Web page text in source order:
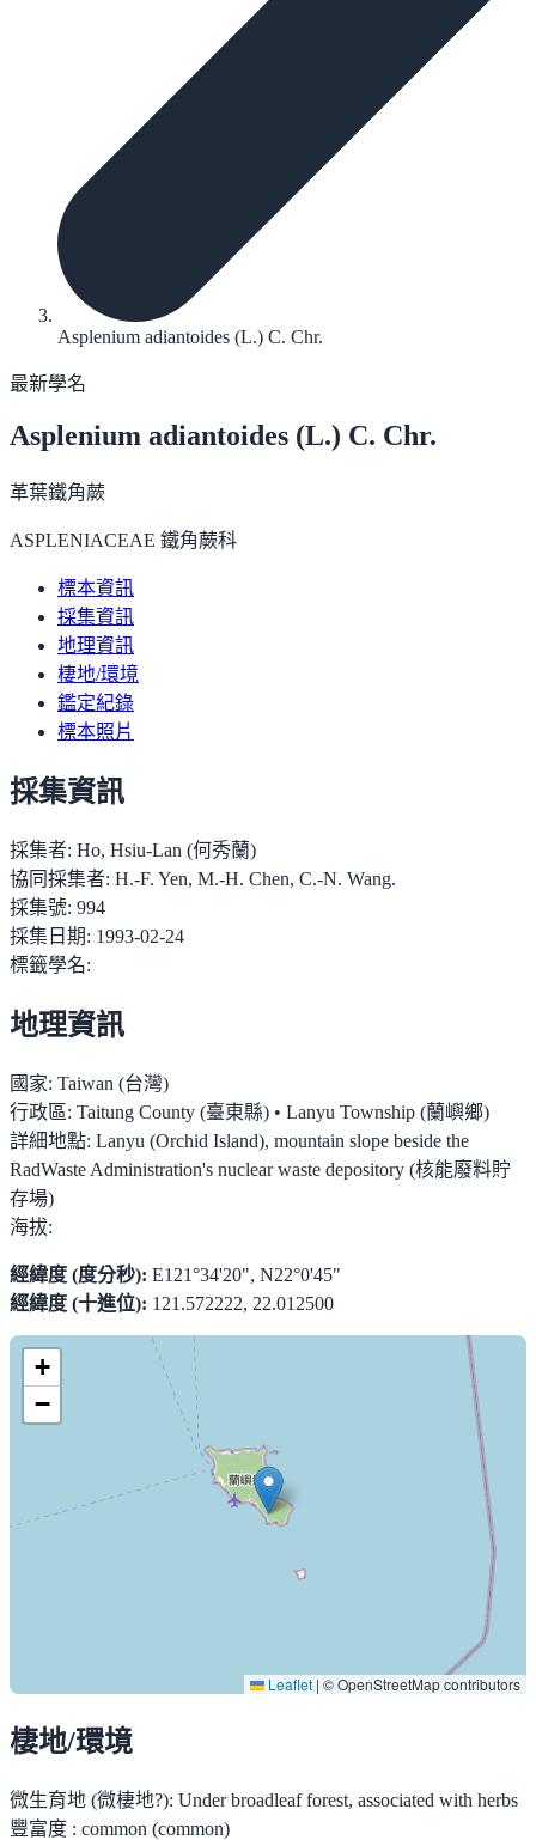
Asplenium adiantoides (L.) C. Chr.
最新學名
Asplenium adiantoides (L.) C. Chr.
革葉鐵角蕨
ASPLENIACEAE 鐵角蕨科
標本資訊
採集資訊
地理資訊
棲地/環境
鑑定紀錄
標本照片
採集資訊
採集者: Ho, Hsiu-Lan (何秀蘭)
協同採集者: H.-F. Yen, M.-H. Chen, C.-N. Wang.
採集號: 994
採集日期: 1993-02-24
標籤學名:
地理資訊
國家: Taiwan (台灣)
行政區: Taitung County (臺東縣) • Lanyu Township (蘭嶼鄉)
詳細地點: Lanyu (Orchid Island), mountain slope beside the
RadWaste Administration's nuclear waste depository (核能廢料貯
存場)
海拔:
經緯度 (度分秒): E121°34'20", N22°0'45"
經緯度 (十進位): 121.572222, 22.012500
+
−
Leaflet | © OpenStreetMap contributors
棲地/環境
微生育地 (微棲地?): Under broadleaf forest, associated with herbs
豐富度 : common (common)